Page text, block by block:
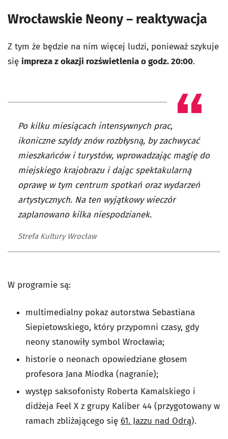
Wrocławskie Neony – reaktywacja
Z tym że będzie na nim więcej ludzi, ponieważ szykuje
się impreza z okazji rozświetlenia o godz. 20:00.
Po kilku miesiącach intensywnych prac,
ikoniczne szyldy znów rozbłysną, by zachwycać
mieszkańców i turystów, wprowadzając magię do
miejskiego krajobrazu i dając spektakularną
oprawę w tym centrum spotkań oraz wydarzeń
artystycznych. Na ten wyjątkowy wieczór
zaplanowano kilka niespodzianek.
Strefa Kultury Wrocław
W programie są:
multimedialny pokaz autorstwa Sebastiana
Siepietowskiego, który przypomni czasy, gdy
neony stanowiły symbol Wrocławia;
historie o neonach opowiedziane głosem
profesora Jana Miodka (nagranie);
występ saksofonisty Roberta Kamalskiego i
didżeja Feel X z grupy Kaliber 44 (przygotowany w
ramach zbliżającego się 61. Jazzu nad Odrą).